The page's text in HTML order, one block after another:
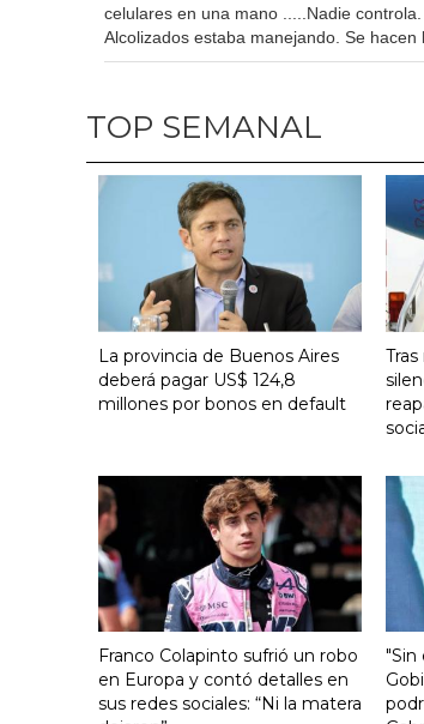
celulares en una mano .....Nadie
Alcolizados estaba manejando. Se
TOP SEMANAL
La provincia de Buenos Aires
deberá pagar US$ 124,8
millones por bonos en default
Franco Colapinto sufrió un robo
en Europa y contó detalles en
sus redes sociales: “Ni la matera
"Sin